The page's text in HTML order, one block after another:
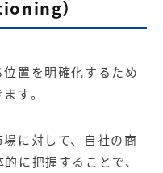
）
置を明確化するため
す。
に対して、自社の商
に把握することで、